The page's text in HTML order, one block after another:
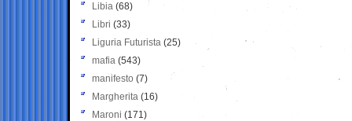
Libia (68)
Libri (33)
Liguria Futurista (25)
mafia (543)
manifesto (7)
Margherita (16)
Maroni (171)